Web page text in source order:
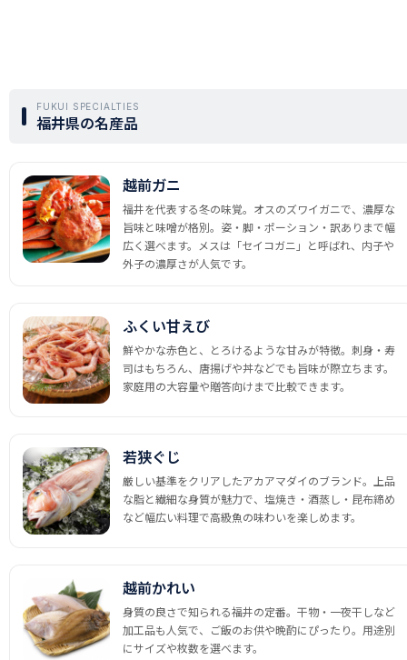
FUKUI SPECIALTIES
福井県の名産品
越前ガニ
福井を代表する冬の味覚。オスのズワイガニで、濃厚な
旨味と味噌が格別。姿・脚・ポーション・訳ありまで幅
広く選べます。メスは「セイコガニ」と呼ばれ、内子や
外子の濃厚さが人気です。
ふくい甘えび
鮮やかな赤色と、とろけるような甘みが特徴。刺身・寿
司はもちろん、唐揚げや丼などでも旨味が際立ちます。
家庭用の大容量や贈答向けまで比較できます。
若狭ぐじ
厳しい基準をクリアしたアカアマダイのブランド。上品
な脂と繊細な身質が魅力で、塩焼き・酒蒸し・昆布締め
など幅広い料理で高級魚の味わいを楽しめます。
越前かれい
身質の良さで知られる福井の定番。干物・一夜干しなど
加工品も人気で、ご飯のお供や晩酌にぴったり。用途別
にサイズや枚数を選べます。